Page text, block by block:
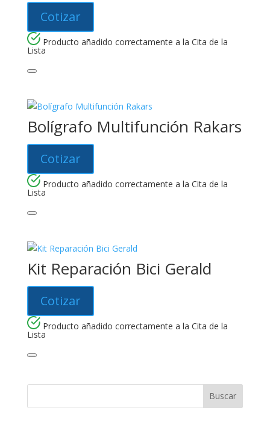
Cotizar
Producto añadido correctamente a la Cita de la
Lista
Bolígrafo Multifunción Rakars
Cotizar
Producto añadido correctamente a la Cita de la
Lista
Kit Reparación Bici Gerald
Cotizar
Producto añadido correctamente a la Cita de la
Lista
Buscar